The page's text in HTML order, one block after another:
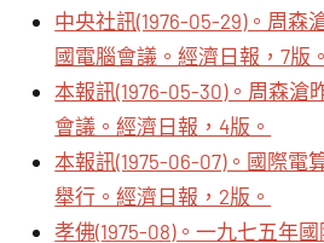
中央社訊(1976-05-29)。周森
國電腦會議。經濟日報，7版。
本報訊(1976-05-30)。周森滄
會議。經濟日報，4版。
本報訊(1975-06-07)。國際電
舉行。經濟日報，2版。
孝佛(1975-08)。一九七五年